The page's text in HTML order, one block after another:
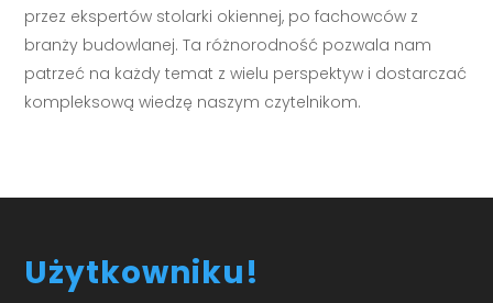
przez ekspertów stolarki okiennej, po fachowców z
branży budowlanej. Ta różnorodność pozwala nam
patrzeć na każdy temat z wielu perspektyw i dostarczać
kompleksową wiedzę naszym czytelnikom.
Użytkowniku!